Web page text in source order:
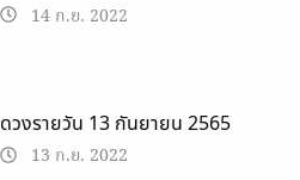
14 ก.ย. 2022
ดวงรายวัน 13 กันยายน 2565
13 ก.ย. 2022